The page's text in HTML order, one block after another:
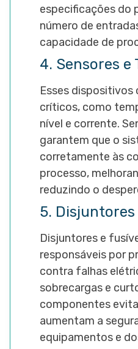
especificações do
número de
capacidade de
4. Sensores
Esses
críticos, como
nível e corrente.
garantem que o
corretamente às
processo,
reduzindo o
5. Disjuntores
Disjuntores e
responsáveis por
contra falhas
sobrecargas e
componentes
aumentam a
equipamentos e